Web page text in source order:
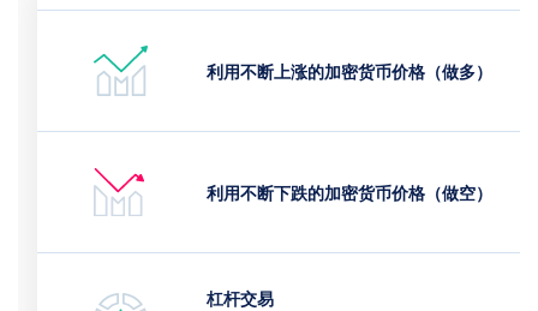
利用不断上涨的加密货币价格（做多）
利用不断下跌的加密货币价格（做空）
杠杆交易